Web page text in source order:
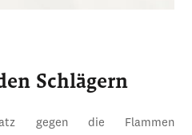
Schlägern
gegen die Flammen